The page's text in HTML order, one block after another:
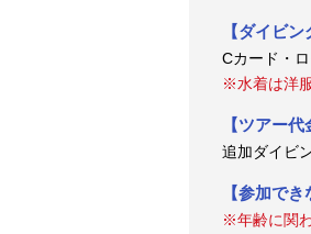
【ダイビ
Cカード・
※水着は洋
【ツアー
追加ダイビ
【参加で
※年齢に関